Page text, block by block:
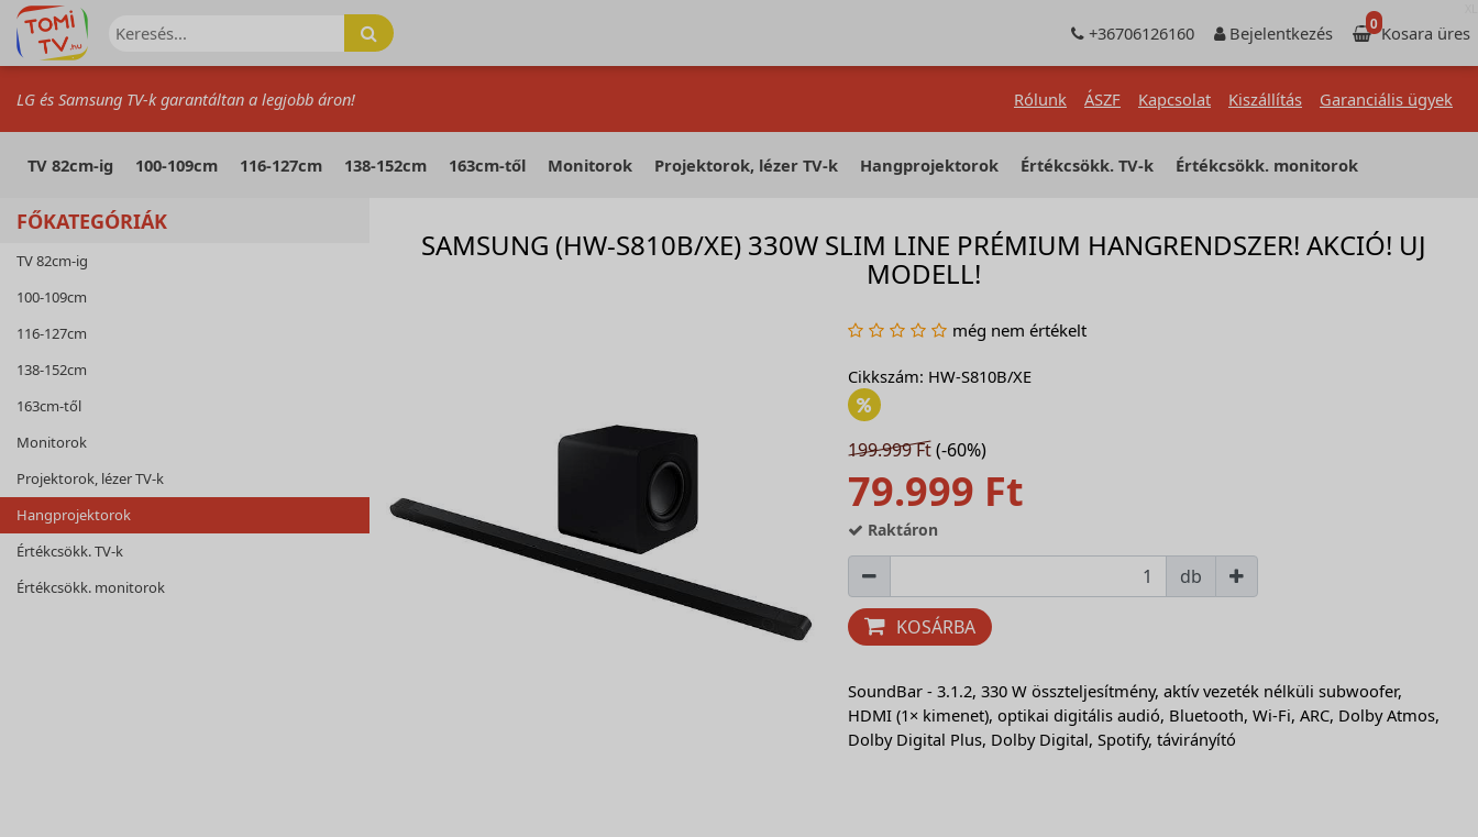
+36706126160 Bejelentkezés 0Kosara üres
LG és Samsung TV-k garantáltan a legjobb áron! Rólunk ÁSZF Kapcsolat Kiszállítás Garanciális ügyek
TV 82cm-ig 100-109cm 116-127cm 138-152cm 163cm-től Monitorok Projektorok, lézer TV-k Hangprojektorok Értékcsökk. TV-k Értékcsökk. monitorok
FŐKATEGÓRIÁK
TV 82cm-ig
100-109cm
116-127cm
138-152cm
163cm-től
Monitorok
Projektorok, lézer TV-k
Hangprojektorok
Értékcsökk. TV-k
Értékcsökk. monitorok
SAMSUNG (HW-S810B/XE) 330W SLIM LINE PRÉMIUM HANGRENDSZER! AKCIÓ! UJ
MODELL!
még nem értékelt
Cikkszám: HW-S810B/XE
199.999 Ft(-60%)
79.999 Ft
Raktáron
db
KOSÁRBA
SoundBar - 3.1.2, 330 W összteljesítmény, aktív vezeték nélküli subwoofer,
HDMI (1× kimenet), optikai digitális audió, Bluetooth, Wi-Fi, ARC, Dolby Atmos,
Dolby Digital Plus, Dolby Digital, Spotify, távirányító